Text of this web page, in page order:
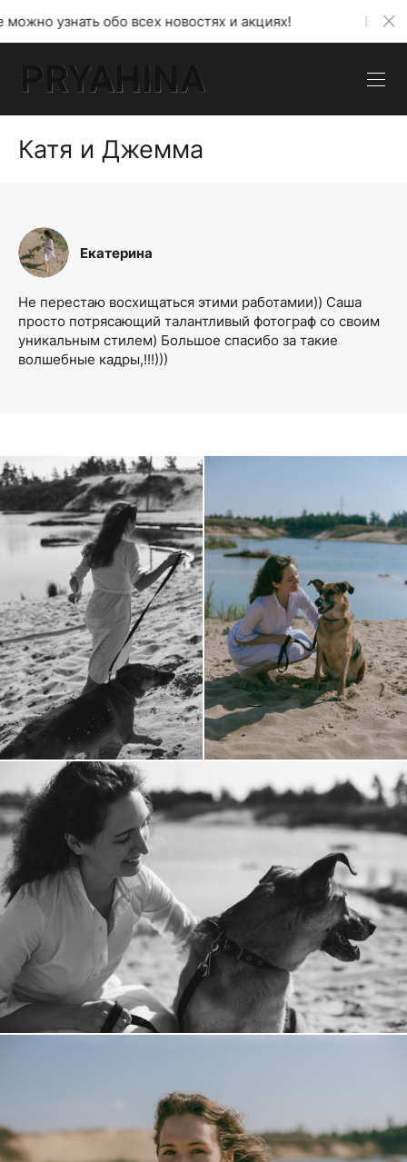
обо всех новостях и акциях! В моем
Катя и Джемма
Екатерина
Не перестаю восхищаться этими работамии)) Саша
просто потрясающий талантливый фотограф со своим
уникальным стилем) Большое спасибо за такие
волшебные кадры,!!!)))